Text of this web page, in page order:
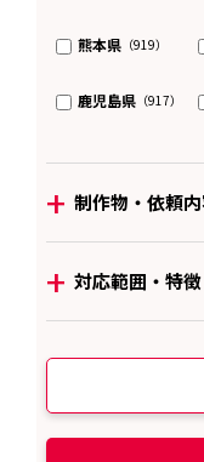
熊本県（919）
鹿児島県（917）
+ 制作物・依頼
+ 対応範囲・特徴